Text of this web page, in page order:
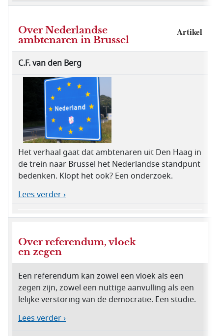
Over Nederlandse
ambtenaren in Brussel
Artikel
C.F. van den Berg
Het verhaal gaat dat ambtenaren uit Den Haag in
de trein naar Brussel het Nederlandse standpunt
bedenken. Klopt het ook? Een onderzoek.
Lees verder ›
Over referendum, vloek
en zegen
Een referendum kan zowel een vloek als een
zegen zijn, zowel een nuttige aanvulling als een
lelijke verstoring van de democratie. Een studie.
Lees verder ›